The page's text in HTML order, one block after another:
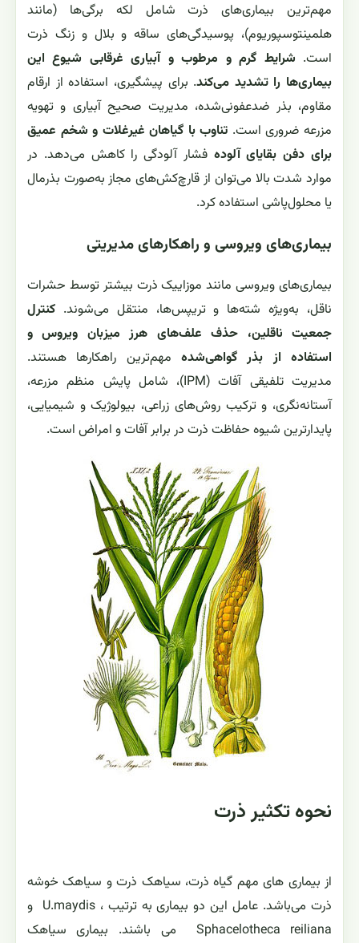
مهم‌ترین بیماری‌های ذرت شامل لکه برگی‌ها (مانند
هلمینتوسپوریوم)، پوسیدگی‌های ساقه و بلال و زنگ ذرت
است. شرایط گرم و مرطوب و آبیاری غرقابی شیوع این
بیماری‌ها را تشدید می‌کند. برای پیشگیری، استفاده از ارقام
مقاوم، بذر ضدعفونی‌شده، مدیریت صحیح آبیاری و تهویه
مزرعه ضروری است. تناوب با گیاهان غیرغلات و شخم عمیق
برای دفن بقایای آلوده فشار آلودگی را کاهش می‌دهد. در
موارد شدت بالا می‌توان از قارچ‌کش‌های مجاز به‌صورت بذرمال
یا محلول‌پاشی استفاده کرد.
بیماری‌های ویروسی و راهکارهای مدیریتی
بیماری‌های ویروسی مانند موزاییک ذرت بیشتر توسط حشرات
ناقل، به‌ویژه شته‌ها و تریپس‌ها، منتقل می‌شوند.کنترل
جمعیت ناقلین، حذف علف‌های هرز میزبان ویروس و
استفاده از بذر گواهی‌شدهمهم‌ترین راهکارها هستند.
مدیریت تلفیقی آفات (IPM)، شامل پایش منظم مزرعه،
آستانه‌نگری، و ترکیب روش‌های زراعی، بیولوژیک و شیمیایی،
پایدارترین شیوه حفاظت ذرت در برابر آفات و امراض است.
نحوه تکثیر ذرت
از بیماری های مهم گیاه ذرت، سیاهک ذرت و سیاهک خوشه
ذرت می‌باشد. عامل این دو بیماری به ترتیب ، U.maydis و
Sphacelotheca reiliana می باشند. بیماری سیاهک